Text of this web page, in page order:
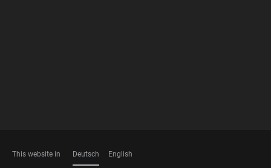
This website in Deutsch English